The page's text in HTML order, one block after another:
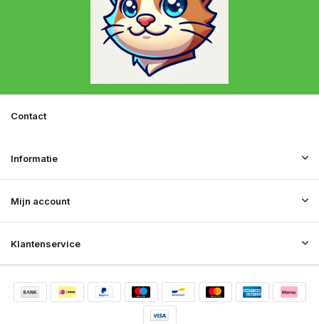
Klantenservice
Mijn account
Informatie
Contact